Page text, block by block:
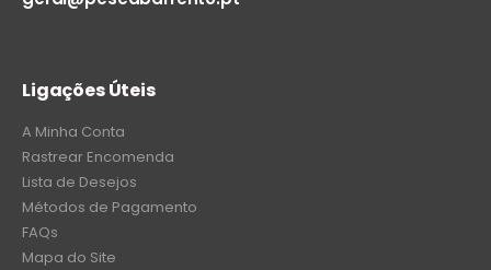
Ligações Úteis
A Minha Conta
Rastrear Encomenda
Lista de Desejos
Métodos de Pagamento
FAQs
Mapa do Site